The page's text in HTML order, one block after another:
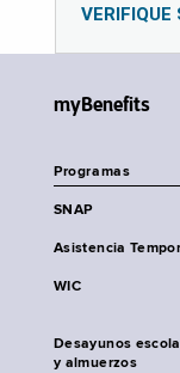
VERIFIQUE
myBenefits
Programas
SNAP
Asistencia
WIC
Desayunos
y almuerzos